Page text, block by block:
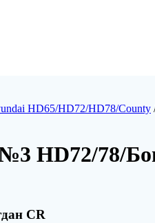
HD65/HD72/HD78/County
HD72/78/
CR